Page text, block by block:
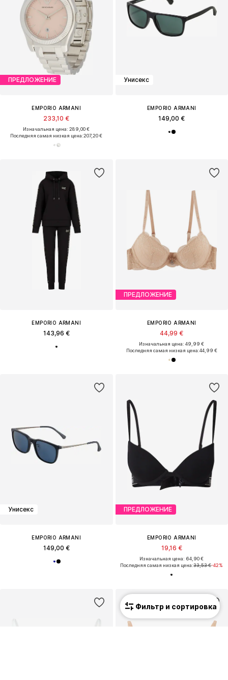
ПРЕДЛОЖЕНИЕ
EMPORIO ARMANI
233,10 €
Изначальная цена: 289,00 €
Последняя самая низкая цена:207,20 €
Унисекс
EMPORIO ARMANI
149,00 €
EMPORIO ARMANI
143,96 €
ПРЕДЛОЖЕНИЕ
EMPORIO ARMANI
44,99 €
Изначальная цена: 49,99 €
Последняя самая низкая цена:44,99 €
Унисекс
EMPORIO ARMANI
149,00 €
ПРЕДЛОЖЕНИЕ
EMPORIO ARMANI
19,16 €
Изначальная цена: 64,90 €
Последняя самая низкая цена:33,53 €-42%
Фильтр и сортировка